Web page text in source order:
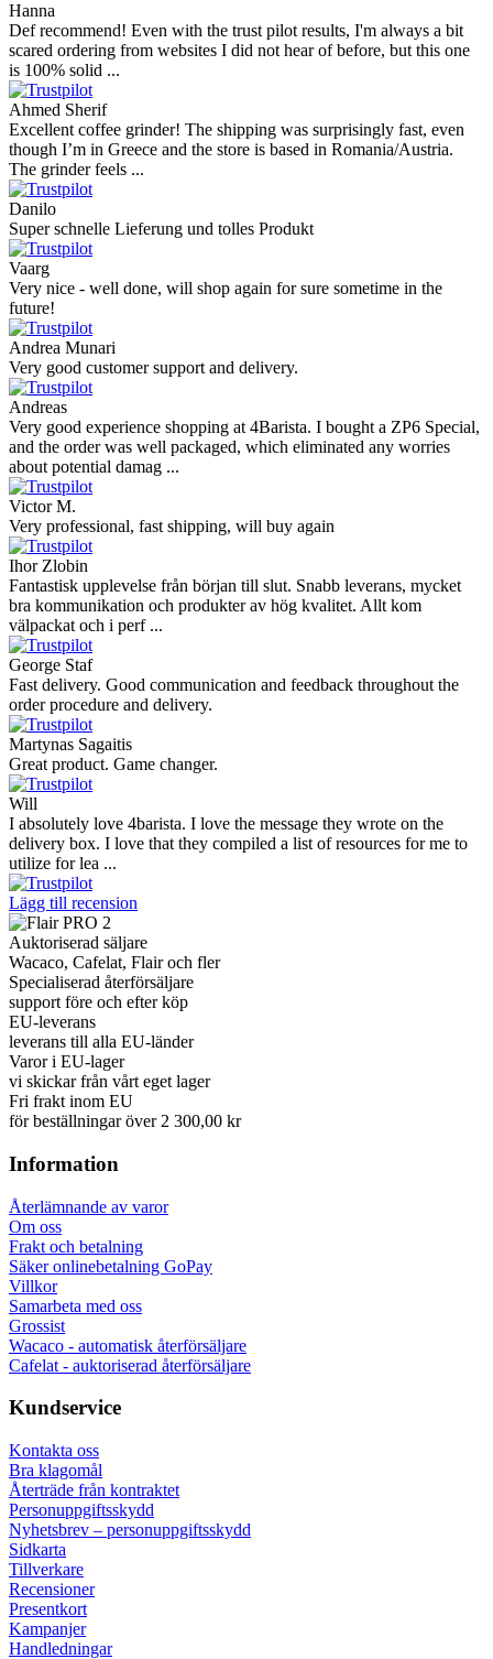
Hanna
Def recommend! Even with the trust pilot results, I'm always a bit
scared ordering from websites I did not hear of before, but this one
is 100% solid ...
Ahmed Sherif
Excellent coffee grinder! The shipping was surprisingly fast, even
though I’m in Greece and the store is based in Romania/Austria.
The grinder feels ...
Danilo
Super schnelle Lieferung und tolles Produkt
Vaarg
Very nice - well done, will shop again for sure sometime in the
future!
Andrea Munari
Very good customer support and delivery.
Andreas
Very good experience shopping at 4Barista. I bought a ZP6 Special,
and the order was well packaged, which eliminated any worries
about potential damag ...
Victor M.
Very professional, fast shipping, will buy again
Ihor Zlobin
Fantastisk upplevelse från början till slut. Snabb leverans, mycket
bra kommunikation och produkter av hög kvalitet. Allt kom
välpackat och i perf ...
George Staf
Fast delivery. Good communication and feedback throughout the
order procedure and delivery.
Martynas Sagaitis
Great product. Game changer.
Will
I absolutely love 4barista. I love the message they wrote on the
delivery box. I love that they compiled a list of resources for me to
utilize for lea ...
Lägg till recension
Auktoriserad säljare
Wacaco, Cafelat, Flair och fler
Specialiserad återförsäljare
support före och efter köp
EU-leverans
leverans till alla EU-länder
Varor i EU-lager
vi skickar från vårt eget lager
Fri frakt inom EU
för beställningar över 2 300,00 kr
Information
Återlämnande av varor
Om oss
Frakt och betalning
Säker onlinebetalning GoPay
Villkor
Samarbeta med oss
Grossist
Wacaco - automatisk återförsäljare
Cafelat - auktoriserad återförsäljare
Kundservice
Kontakta oss
Bra klagomål
Återträde från kontraktet
Personuppgiftsskydd
Nyhetsbrev – personuppgiftsskydd
Sidkarta
Tillverkare
Recensioner
Presentkort
Kampanjer
Handledningar